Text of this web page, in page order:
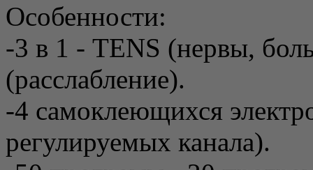
Особенности:
-3 в 1 - TENS (нервы,
(расслабление).
-4 самоклеющихся
регулируемых канала).